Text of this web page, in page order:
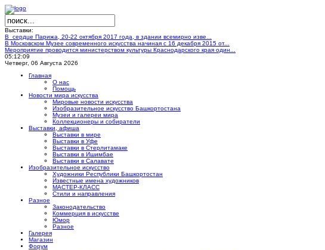
Выставки:
В сердце Парижа, 20-22 октября 2017 года, в здании всемирно изве...
В Московском Музее современного искусства начиная с 16 декабря 2015 от...
Мероприятие проводится министерством культуры Краснодарского края один...
05:12:10
Четверг, 06 Августа 2026
Главная
О нас
Помощь
Новости мира искусства
Мировые новости искусства
Изобразительное искусство Башкортостана
Музеи и галереи мира
Коллекционеры и собиратели
Выставки, афиша
Выставки в мире
Выставки в Уфе
Выставки в Стерлитамаке
Выставки в Ишимбае
Выставки в Салавате
Изобразительное искусство
Художники Республики Башкортостан
Известные имена художников
МАСТЕР-КЛАСС
Стили и направления
Разное
Законодательство
Коммерция в искусстве
Юмор
Разное
Галерея
Магазин
Форум